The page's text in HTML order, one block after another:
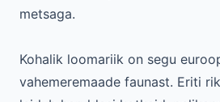
metsaga.
Kohalik loomariik on segu
vahemeremaade faunast. Eriti